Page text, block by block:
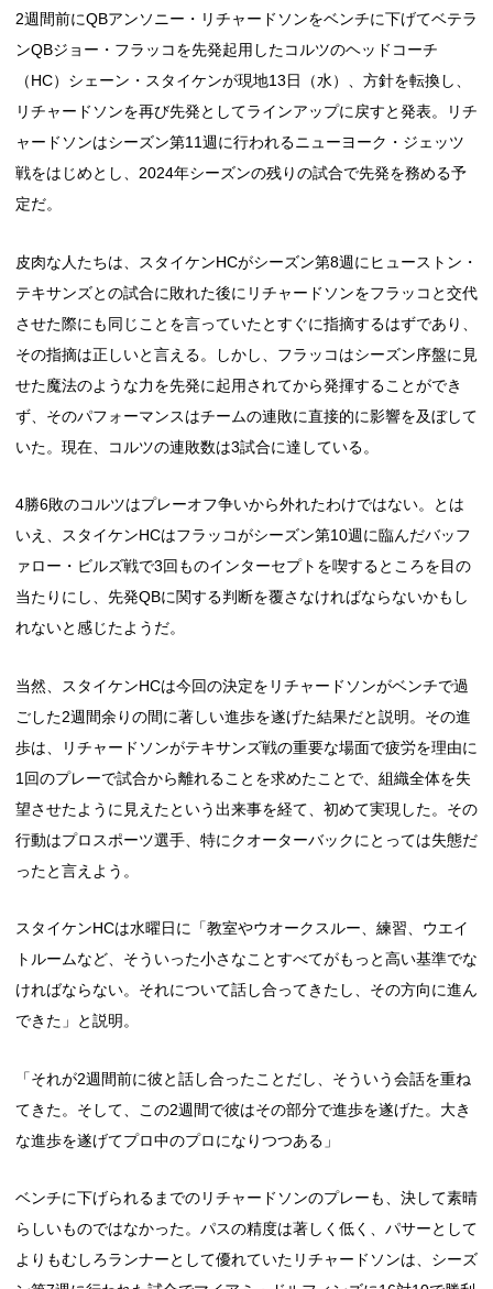
2週間前にQBアンソニー・リチャードソンをベンチに下げてベテラ
ンQBジョー・フラッコを先発起用したコルツのヘッドコーチ
（HC）シェーン・スタイケンが現地13日（水）、方針を転換し、
リチャードソンを再び先発としてラインアップに戻すと発表。リチ
ャードソンはシーズン第11週に行われるニューヨーク・ジェッツ
戦をはじめとし、2024年シーズンの残りの試合で先発を務める予
定だ。
皮肉な人たちは、スタイケンHCがシーズン第8週にヒューストン・
テキサンズとの試合に敗れた後にリチャードソンをフラッコと交代
させた際にも同じことを言っていたとすぐに指摘するはずであり、
その指摘は正しいと言える。しかし、フラッコはシーズン序盤に見
せた魔法のような力を先発に起用されてから発揮することができ
ず、そのパフォーマンスはチームの連敗に直接的に影響を及ぼして
いた。現在、コルツの連敗数は3試合に達している。
4勝6敗のコルツはプレーオフ争いから外れたわけではない。とは
いえ、スタイケンHCはフラッコがシーズン第10週に臨んだバッフ
ァロー・ビルズ戦で3回ものインターセプトを喫するところを目の
当たりにし、先発QBに関する判断を覆さなければならないかもし
れないと感じたようだ。
当然、スタイケンHCは今回の決定をリチャードソンがベンチで過
ごした2週間余りの間に著しい進歩を遂げた結果だと説明。その進
歩は、リチャードソンがテキサンズ戦の重要な場面で疲労を理由に
1回のプレーで試合から離れることを求めたことで、組織全体を失
望させたように見えたという出来事を経て、初めて実現した。その
行動はプロスポーツ選手、特にクオーターバックにとっては失態だ
ったと言えよう。
スタイケンHCは水曜日に「教室やウオークスルー、練習、ウエイ
トルームなど、そういった小さなことすべてがもっと高い基準でな
ければならない。それについて話し合ってきたし、その方向に進ん
できた」と説明。
「それが2週間前に彼と話し合ったことだし、そういう会話を重ね
てきた。そして、この2週間で彼はその部分で進歩を遂げた。大き
な進歩を遂げてプロ中のプロになりつつある」
ベンチに下げられるまでのリチャードソンのプレーも、決して素晴
らしいものではなかった。パスの精度は著しく低く、パサーとして
よりもむしろランナーとして優れていたリチャードソンは、シーズ